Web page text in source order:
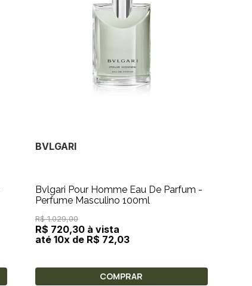
BVLGARI
Bvlgari Pour Homme Eau De Parfum -
Perfume Masculino 100ml
R$ 1.029,00
R$ 720,30 à vista
até 10x de R$ 72,03
COMPRAR